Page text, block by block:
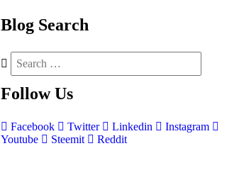
Blog Search
Follow Us
Facebook Twitter Linkedin
Instagram
Youtube
Steemit Reddit